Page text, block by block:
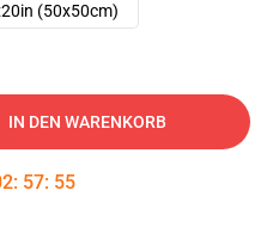
(50x50cm)
IN DEN WARENKORB
: 57: 54